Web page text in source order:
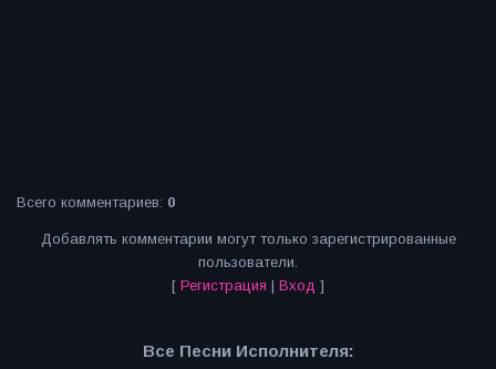
Всего комментариев: 0
Добавлять комментарии могут только зарегистрированные
пользователи.
[ Регистрация | Вход ]
Все Песни Исполнителя: